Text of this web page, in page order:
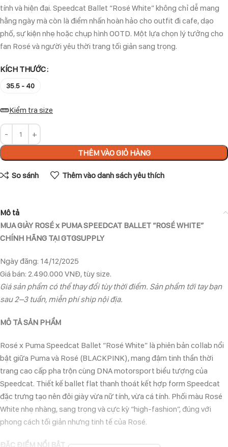
tính và hiện đại. Speedcat Ballet “Rosé White” không chỉ dễ mang
hằng ngày mà còn là điểm nhấn hoàn hảo cho outfit đi cafe, dạo
phố, sự kiện nhẹ hoặc chụp hình OOTD. Một lựa chọn lý tưởng cho
fan Rosé và người yêu thời trang tối giản sang trọng.
KÍCH THƯỚC
35.5 - 40
Kiểm tra size
THÊM VÀO GIỎ HÀNG
So sánh Thêm vào danh sách yêu thích
Mô tả
MUA GIÀY ROSÉ x PUMA SPEEDCAT BALLET “ROSÉ WHITE”
CHÍNH HÃNG TẠI GTGSUPPLY
Ngày đăng: 14/12/2025
Giá bán: 2.490.000 VNĐ, tùy size.
Giá sản phẩm có thể thay đổi tùy thời điểm. Sản phẩm tới tay bạn
sau 2–3 tuần, miễn phí ship nội địa.
MÔ TẢ SẢN PHẨM
Rosé x Puma Speedcat Ballet “Rosé White” là phiên bản collab nổi
bật giữa Puma và Rosé (BLACKPINK), mang đậm tinh thần thời
trang cao cấp pha trộn cùng DNA motorsport biểu tượng của
Speedcat. Thiết kế ballet flat thanh thoát kết hợp form Speedcat
đặc trưng tạo nên đôi giày vừa nữ tính, vừa cá tính. Phối màu Rosé
White nhẹ nhàng, sang trọng và cực kỳ “high-fashion”, đúng với
phong cách tối giản nhưng tinh tế của Rosé.
ĐẶC ĐIỂM NỔI BẬT